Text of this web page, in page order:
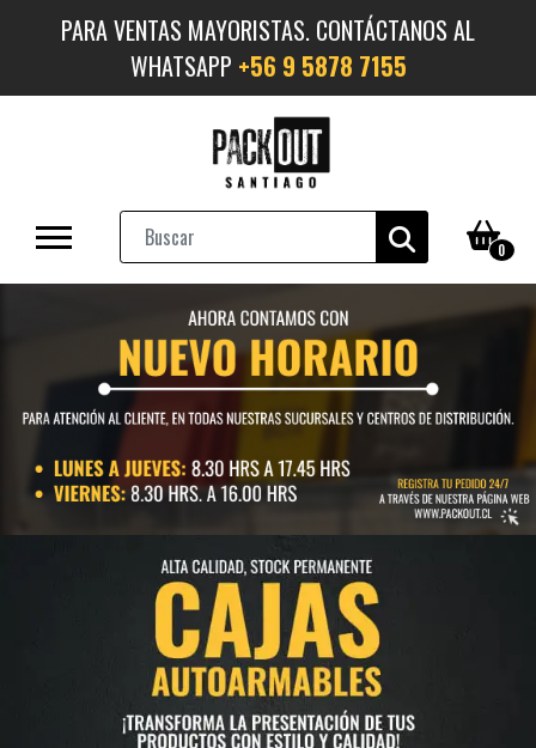
PARA VENTAS MAYORISTAS. CONTÁCTANOS AL
WHATSAPP +56 9 5878 7155
0